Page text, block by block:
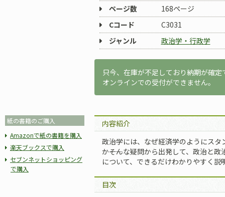
ページ数
168ページ
Cコード
C3031
ジャンル
政治学・行政学
只今、在庫が不足しており納期が確定
オンラインでの受付ができません。
紙の書籍のご購入
Amazonで紙の書籍を購入
楽天ブックスで購入
セブンネットショッピング
で購入
内容紹介
政治学には、なぜ経済学のようにス
か――そんな疑問から出発して、政治と
について、できるだけわかりやすく説
目次